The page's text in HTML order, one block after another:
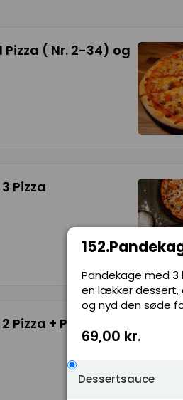
Pizza ( Nr. 2-34) og
Pizza
+ Pommes
Pandekage med
en lækker dessert,
og nyd den søde
69,00 kr.
Dessertsauce